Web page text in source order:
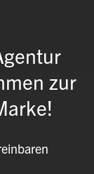
zur